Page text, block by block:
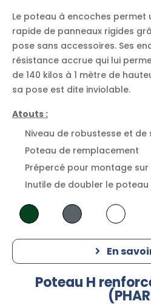
Le poteau à encoches permet
rapide de panneaux rigides
pose sans accessoires. Ses
résistance accrue qui lui
de 140 kilos à 1 mètre de
sa pose est dite inviolable.
Atouts :
Niveau de robustesse et
Poteau de remplacement
Prépercé pour montage
Inutile de doubler le poteau
En
Poteau H